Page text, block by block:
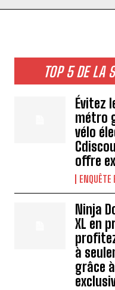
TOP 5 DE LA
Évitez
métro
vélo
offre
ENQUÊTE
Ninja
XL en
à
grâce